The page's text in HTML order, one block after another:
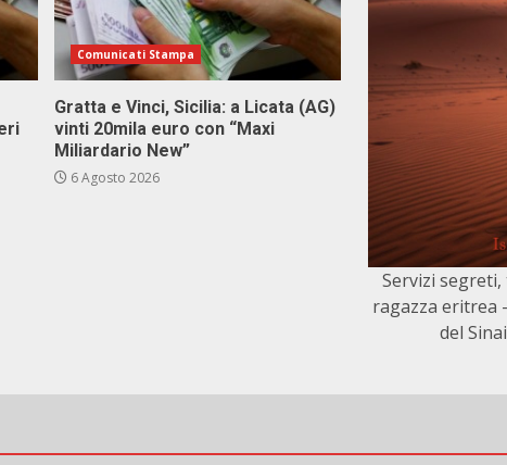
Comunicati Stampa
Gratta e Vinci, Sicilia: a Licata (AG)
vinti 20mila euro con “Maxi
Miliardario New”
6 Agosto 2026
Servizi
ragazza eritrea
del